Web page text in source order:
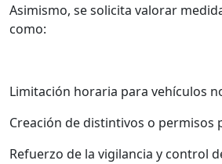
Asimismo, se solicita valorar
como:
Limitación horaria para vehículos
Creación de distintivos o permisos
Refuerzo de la vigilancia y control